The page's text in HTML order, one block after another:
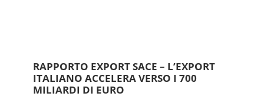
RAPPORTO EXPORT SACE – L’EXPORT
ITALIANO ACCELERA VERSO I 700
MILIARDI DI EURO